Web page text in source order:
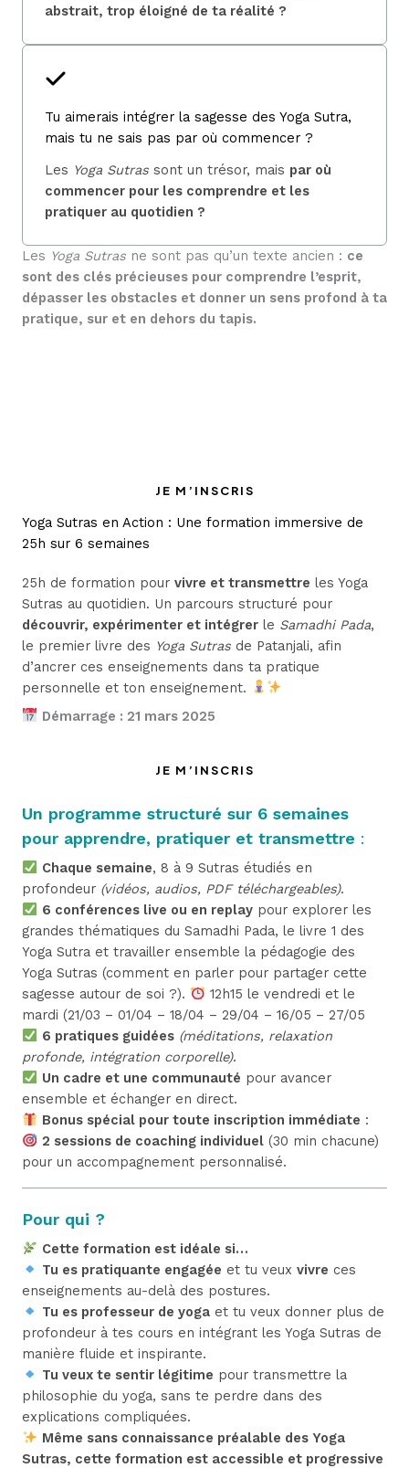
abstrait, trop éloigné de ta réalité ?
Tu aimerais intégrer la sagesse des Yoga Sutra,
mais tu ne sais pas par où commencer ?
Les Yoga Sutras sont un trésor, mais par où
commencer pour les comprendre et les
pratiquer au quotidien ?
Les Yoga Sutras ne sont pas qu’un texte ancien : ce
sont des clés précieuses pour comprendre l’esprit,
dépasser les obstacles et donner un sens profond à ta
pratique, sur et en dehors du tapis.
JE M’INSCRIS
Yoga Sutras en Action : Une formation immersive de
25h sur 6 semaines
25h de formation pour vivre et transmettre les Yoga
Sutras au quotidien. Un parcours structuré pour
découvrir, expérimenter et intégrer le Samadhi Pada,
le premier livre des Yoga Sutras de Patanjali, afin
d’ancrer ces enseignements dans ta pratique
personnelle et ton enseignement.
Démarrage : 21 mars 2025
JE M’INSCRIS
Un programme structuré sur 6 semaines
pour apprendre, pratiquer et transmettre :
Chaque semaine, 8 à 9 Sutras étudiés en
profondeur (vidéos, audios, PDF téléchargeables).
6 conférences live ou en replaypour explorer les
grandes thématiques du Samadhi Pada, le livre 1 des
Yoga Sutra et travailler ensemble la pédagogie des
Yoga Sutras (comment en parler pour partager cette
sagesse autour de soi ?).
12h15 le vendredi et le
mardi (21/03 – 01/04 – 18/04 – 29/04 – 16/05 – 27/05
6 pratiques guidées (méditations, relaxation
profonde, intégration corporelle).
Un cadre et une communauté pour avancer
ensemble et échanger en direct.
Bonus spécial pour toute inscription immédiate :
2 sessions de coaching individuel(30 min chacune)
pour un accompagnement personnalisé.
Pour qui ?
Cette formation est idéale si…
Tu es pratiquante engagée et tu veux vivre ces
enseignements au-delà des postures.
Tu es professeur de yogaet tu veux donner plus de
profondeur à tes cours en intégrant les Yoga Sutras de
manière fluide et inspirante.
Tu veux te sentir légitime pour transmettre la
philosophie du yoga, sans te perdre dans des
explications compliquées.
Même sans connaissance préalable des Yoga
Sutras, cette formation est accessible et progressive